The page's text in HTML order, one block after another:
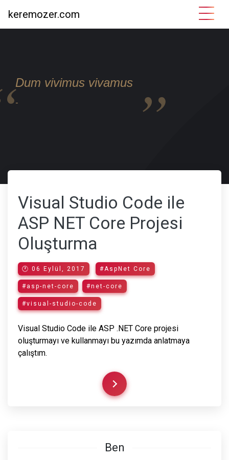
keremozer.com
Dum vivimus vivamus
-
Visual Studio Code ile
ASP NET Core Projesi
Oluşturma
🕐 06 Eylül, 2017 #AspNet Core
#asp-net-core #net-core
#visual-studio-code
Visual Studio Code ile ASP .NET Core projesi
oluşturmayı ve kullanmayı bu yazımda anlatmaya
çalıştım.
Ben